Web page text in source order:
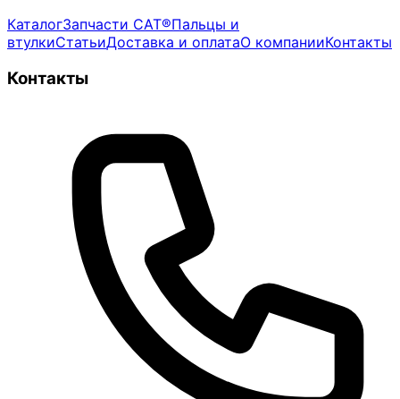
КаталогЗапчасти CAT®Пальцы и
втулкиСтатьиДоставка и оплатаО компанииКонтакты
Контакты